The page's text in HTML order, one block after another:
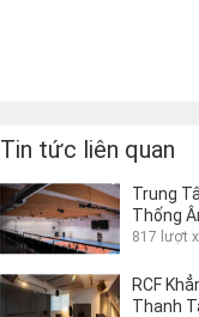
Tin tức liên quan
Trung
Thống
817 lượt
RCF
Thanh